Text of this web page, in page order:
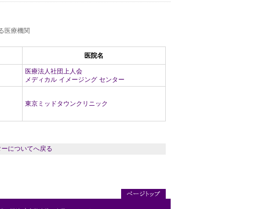
医療機関
医院名
医療法人社団上人会
メディカル イメージング センター
東京ミッドタウンクリニック
についてへ戻る